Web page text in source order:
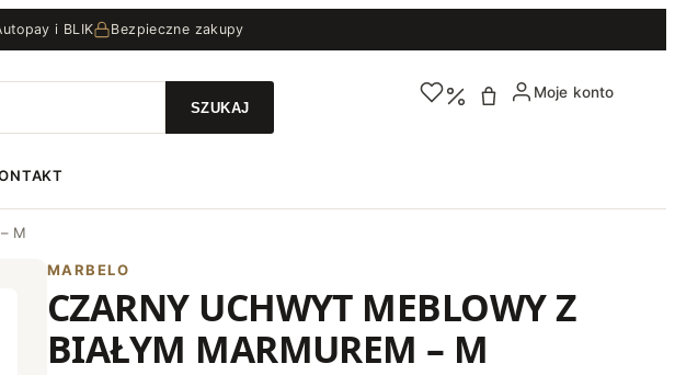
i BLIK Bezpieczne zakupy
Moje konto
M
MARBELO
CZARNY UCHWYT MEBLOWY Z
BIAŁYM MARMUREM – M